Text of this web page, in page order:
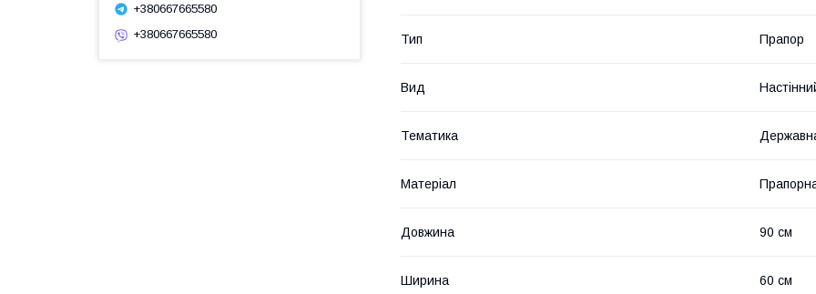
Тип Прапор
Вид
Тематика
Матеріал
Довжина 90 см
Ширина 60 см
+380667665580
+380667665580